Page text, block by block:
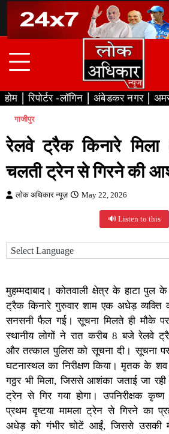
content
होम रिपोर्टर -लॉगिन अंबेडकर नगर
गाजीपुर
रेलवे ट्रैक किनारे
चलती ट्रेन से गिरने की
लोक अधिकार न्यूज़ May 22, 2026
🔊 Listen to this
मुहम्मदाबाद। कोतवाली क्षेत्र के हाटा पुल
ट्रैक किनारे गुरुवार शाम एक अधेड़
सनसनी फैल गई। सूचना मिलते ही मौके
स्थानीय लोगों ने रात करीब 8 बजे रेलवे
और तत्काल पुलिस को सूचना दी। सूचना
घटनास्थल का निरीक्षण किया। मृतक के
गठ्ठर भी मिला, जिससे आशंका जताई जा
ट्रेन से गिर गया होगा। उपनिरीक्षक
प्रथम दृष्टया मामला ट्रेन से गिरने का
अधेड़ को गंभीर चोटें आईं, जिससे उसकी